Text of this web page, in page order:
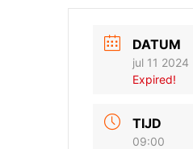
DATUM
jul 11 2024
Expired!
TIJD
09:00